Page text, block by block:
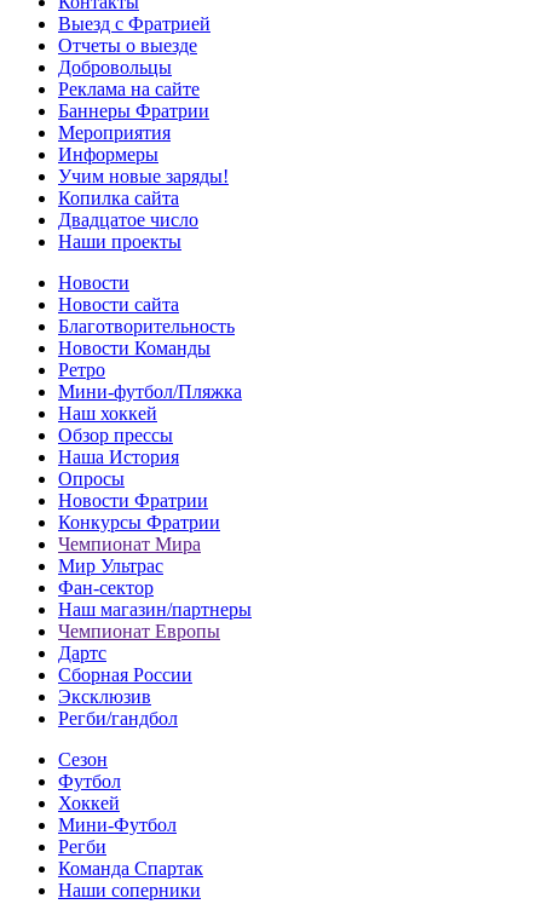
Выезд с Фратрией
Отчеты о выезде
Добровольцы
Реклама на сайте
Баннеры Фратрии
Мероприятия
Информеры
Учим новые заряды!
Копилка сайта
Двадцатое число
Наши проекты
Новости
Новости сайта
Благотворительность
Новости Команды
Ретро
Мини-футбол/Пляжка
Наш хоккей
Обзор прессы
Наша История
Опросы
Новости Фратрии
Конкурсы Фратрии
Чемпионат Мира
Мир Ультрас
Фан-cектор
Наш магазин/партнеры
Чемпионат Европы
Дартс
Сборная России
Эксклюзив
Регби/гандбол
Сезон
Футбол
Хоккей
Мини-Футбол
Регби
Команда Спартак
Наши соперники